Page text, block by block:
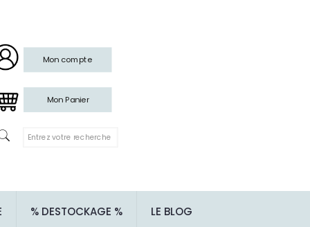
Mon compte
Mon Panier
% DESTOCKAGE % LE BLOG